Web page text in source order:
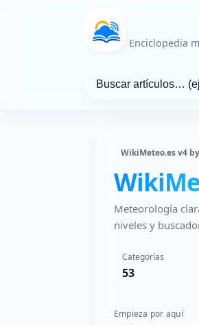
Enciclopedia
WikiMeteo.es v4
Meteorología
niveles y
Categorías
53
Empieza por aquí